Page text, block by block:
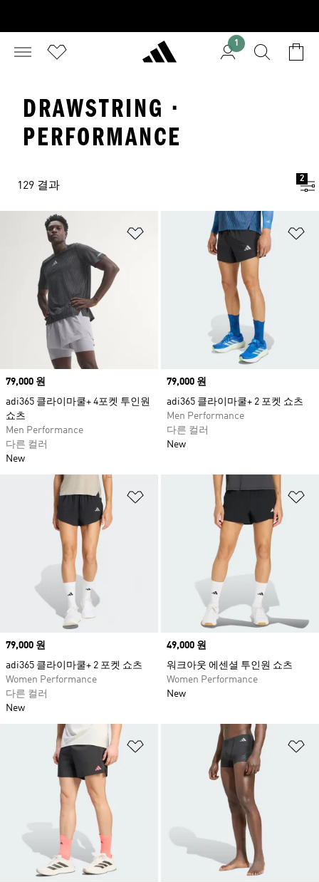
1
DRAWSTRING ·
PERFORMANCE
129 결과
2
위시리스트 담기
Price
79,000 원
adi365 클라이마쿨+ 4포켓 투인원
쇼츠
Men Performance
다른 컬러
New
Price
79,000 원
adi365 클라이마쿨+ 2 포켓 쇼츠
Men Performance
다른 컬러
New
위시리스트 담기
Price
79,000 원
adi365 클라이마쿨+ 2 포켓 쇼츠
Women Performance
다른 컬러
New
Price
49,000 원
워크아웃 에센셜 투인원 쇼츠
Women Performance
New
위시리스트 담기